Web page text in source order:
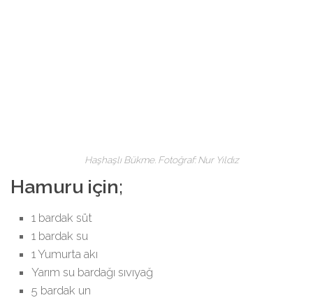
Haşhaşlı Bükme. Fotoğraf: Nur Yıldız
Hamuru için;
1 bardak süt
1 bardak su
1 Yumurta akı
Yarım su bardağı sıvıyağ
5 bardak un